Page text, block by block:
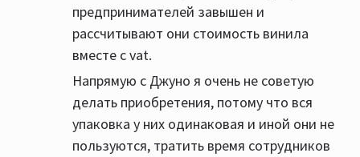
предпринимателей завышен и
рассчитывают они стоимость винила
вместе с vat.
Напрямую с Джуно я очень не советую
делать приобретения, потому что вся
упаковка у них одинаковая и иной они не
пользуются, тратить время сотрудников